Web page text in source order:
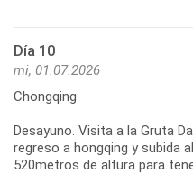
Día 10
mi, 01.07.2026
Chongqing
Desayuno. Visita a la Gruta
regreso a hongqing y subida
520metros de altura para